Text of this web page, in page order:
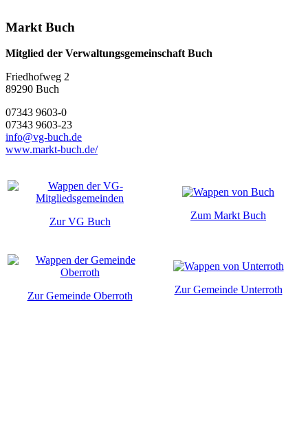
Markt Buch
Mitglied der Verwaltungsgemeinschaft Buch
Friedhofweg 2
89290 Buch
07343 9603-0
07343 9603-23
info@vg-buch.de
www.markt-buch.de/
Zur VG Buch
Zum Markt Buch
Zur Gemeinde Oberroth
Zur Gemeinde Unterroth